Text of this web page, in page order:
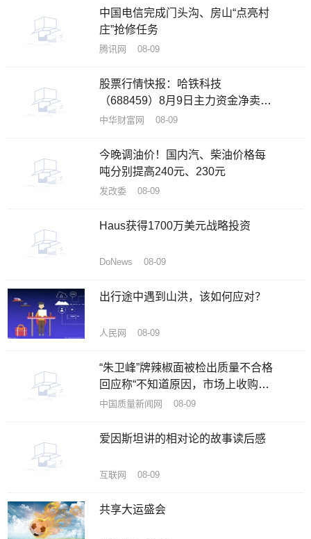
中国电信完成门头沟、房山“点亮村
庄”抢修任务
腾讯网 08-09
股票行情快报：哈铁科技
（688459）8月9日主力资金净卖出
58.64万元
中华财富网 08-09
今晚调油价！国内汽、柴油价格每
吨分别提高240元、230元
发改委 08-09
Haus获得1700万美元战略投资
DoNews 08-09
出行途中遇到山洪，该如何应对？
人民网 08-09
“朱卫峰”牌辣椒面被检出质量不合格
回应称“不知道原因，市场上收购的
辣椒”
中国质量新闻网 08-09
爱因斯坦讲的相对论的故事读后感
互联网 08-09
共享大运盛会